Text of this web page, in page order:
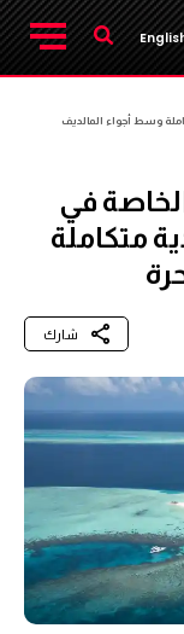
وسط أجواء المالديف
في
متكاملة
شارك